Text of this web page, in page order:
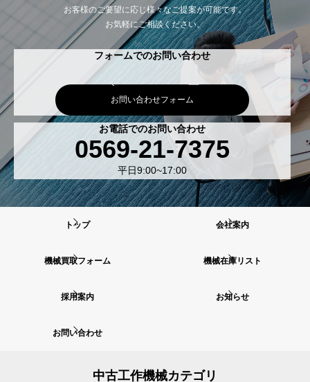
お客様のご要望に応じ様々なご提案が可能です。
お気軽にご相談ください。
フォームでのお問い合わせ
お問い合わせフォーム
お電話でのお問い合わせ
0569-21-7375
平日9:00~17:00
トップ 会社案内
機械買取フォーム 機械在庫リスト
採用案内 お知らせ
お問い合わせ
中古工作機械カテゴリ